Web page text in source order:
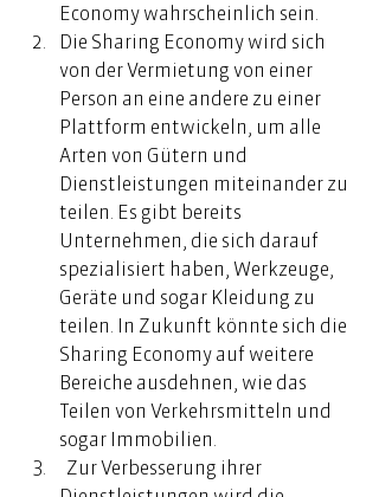
Economy wahrscheinlich sein.
Die Sharing Economy wird sich
von der Vermietung von einer
Person an eine andere zu einer
Plattform entwickeln, um alle
Arten von Gütern und
Dienstleistungen miteinander zu
teilen. Es gibt bereits
Unternehmen, die sich darauf
spezialisiert haben, Werkzeuge,
Geräte und sogar Kleidung zu
teilen. In Zukunft könnte sich die
Sharing Economy auf weitere
Bereiche ausdehnen, wie das
Teilen von Verkehrsmitteln und
sogar Immobilien.